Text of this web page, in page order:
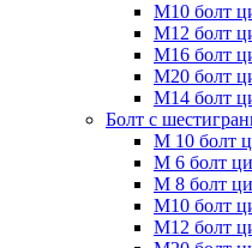
М10 болт
М12 болт
М16 болт
М20 болт
М14 болт
Болт с
М 10 болт
М 6 болт
М 8 болт
М10 болт
М12 болт